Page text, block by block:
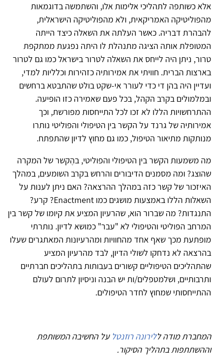
אלא כשותפה לתהליכי אלימות אלו, והשתמשה בדוגמאות
מהפוליטיקה האמריקאית, ולא מהפוליטיקה הישראלית,
להבהרת דבריה. כאשר העלתה את השאלה כיצד הייתה
המטופלת אותה הציגה מתנהלת לו היתה נפגעת ממתקפת
טרור, ניתן היה לייחס את השאלה לטרור בישראל כמו גם לטרור
בארצות הברית. חוויתי את אמירותיה כזהירות וכלליות למדי,
ועדיין היה בהן די כדי לעורר אי-שקט בולט שהתבטא ברחשים
ובמלמולים בקרב הקהל, בכל פעם שאמירה כזו הופיעה.
ההתרחשויות הללו לא זכו לכל התייחסות מפורשת, וכך
אמירותיה של גרנד על הקשר בין הטיפולי והפוליטי נותרו
מנותקות מתיאור הטיפול, כמו גם מחוץ לדיון שהתפתח.
מה משמעות הקשר בין הטיפולי והפוליטי, בהֶקשר של המקרה
שהוצג? ומה מסמנים הדיבורים והרחש בקרב השומעים, במהלך
האיזכור של קשר כזה במהלך ההרצאה? האם ניתן לענות על
השאלות הללו באמצעות מושגים כמו Enactment? קרע?
התנגדות? מה שברור הוא, שהרעיון המציע את קיומו של קשר בין
המרחב הפוליטי והטיפולי לא "עבר" כמושא לדיון. נותרתי
מופתעת מכך שאף אחד מהחוויות ומהרעיונות המאתגרים שעלו
בהרצאה לא נדחקו לשולי הדיון, לבד מהרעיון המציע
שהתהליכים הטיפוליים קשורים בעבותות בתהליכים חברתיים
ותרבותיים, ושלמטפלים/ות יש הבנה וניסיון לתרום לעולם
ההתייחסותי שמחוץ לחדר הטיפולים.
המחברת מודה ללירונה רוזנטל על החשיבה המשותפת
וההשתתפות בתהליך הסיקור.